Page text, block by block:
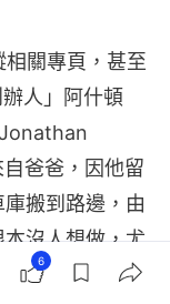
關專頁，甚至
人」阿什頓
爸爸，因他留
搬到路邊，由
沒人想做，尤
始構思和垃圾
6